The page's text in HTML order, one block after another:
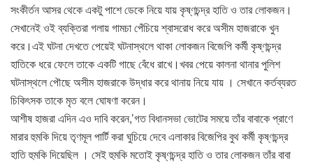
সংকীর্তন আসর থেকে একটু পাশে ডেকে নিয়ে যায় কৃষ্ণচন্দ্র হাতি ও তার লোকজন।
সেখানেই ওই ব্যক্তিরা গলায় গামচা পেঁচিয়ে শ্বাসরোধ করে অসীম হাজরাকে খুন
করে।এই ঘটনা দেখতে পেয়েই ঘটনাস্থলে থাকা লোকজন বিজেপি কর্মী কৃষ্ণচন্দ্র
হাতিকে ধরে ফেলে তাকে একটি গাছে বেঁধে রাখে।খবর পেয়ে কালনা থানার পুলিশ
ঘটনাস্থলে পৌছে অসীম হাজরাকে উদ্ধার করে থানায় নিয়ে যায় । সেখানে কর্তব্যরত
চিকিৎসক তাকে মৃত বলে ঘোষণা করেন।
আশীষ হাজরা এদিন এও দাবি করেন,’গত বিধানসভা ভোটের সময়ে তাঁর বাবাকে প্রাণে
মারার হুমকি দিয়ে তৃণমূল পার্টি করা ঘুচিয়ে দেবে এলাকার বিজেপির বুথ কর্মী কৃষ্ণচন্দ্র
হাতি হুমকি দিয়েছিল । সেই হুমকি মতোই কৃষ্ণচন্দ্র হাতি ও তার লোকজন তাঁর বাবা